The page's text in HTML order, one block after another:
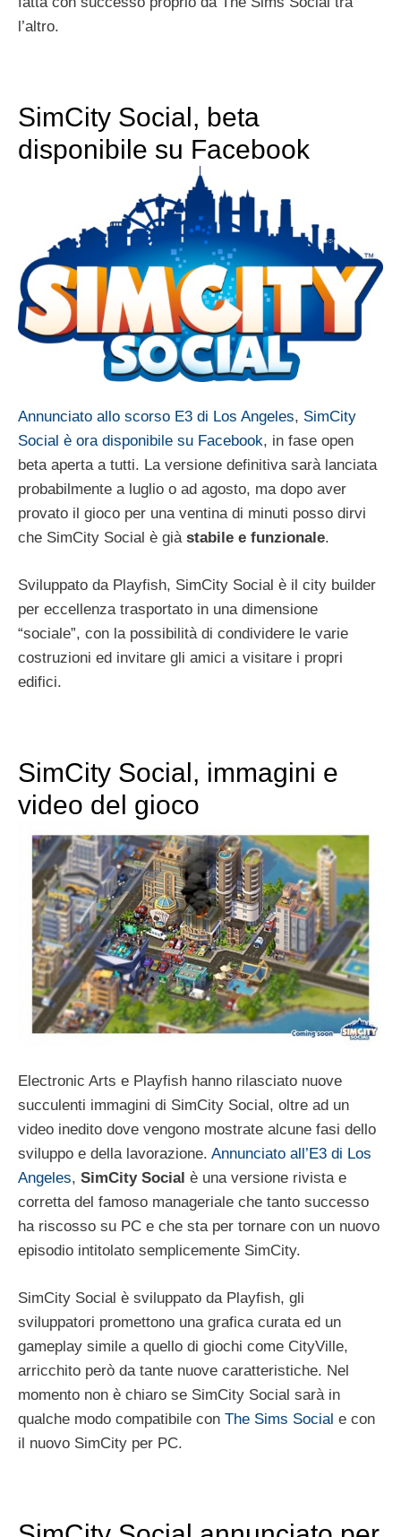
l’altro.
SimCity Social, beta
disponibile su Facebook
Annunciato allo scorso E3 di Los Angeles, SimCity
Social è ora disponibile su Facebook, in fase open
beta aperta a tutti. La versione definitiva sarà lanciata
probabilmente a luglio o ad agosto, ma dopo aver
provato il gioco per una ventina di minuti posso dirvi
che SimCity Social è già stabile e funzionale.
Sviluppato da Playfish, SimCity Social è il city builder
per eccellenza trasportato in una dimensione
“sociale”, con la possibilità di condividere le varie
costruzioni ed invitare gli amici a visitare i propri
edifici.
SimCity Social, immagini e
video del gioco
Electronic Arts e Playfish hanno rilasciato nuove
succulenti immagini di SimCity Social, oltre ad un
video inedito dove vengono mostrate alcune fasi dello
sviluppo e della lavorazione. Annunciato all’E3 di Los
Angeles, SimCity Social è una versione rivista e
corretta del famoso manageriale che tanto successo
ha riscosso su PC e che sta per tornare con un nuovo
episodio intitolato semplicemente SimCity.
SimCity Social è sviluppato da Playfish, gli
sviluppatori promettono una grafica curata ed un
gameplay simile a quello di giochi come CityVille,
arricchito però da tante nuove caratteristiche. Nel
momento non è chiaro se SimCity Social sarà in
qualche modo compatibile con The Sims Social e con
il nuovo SimCity per PC.